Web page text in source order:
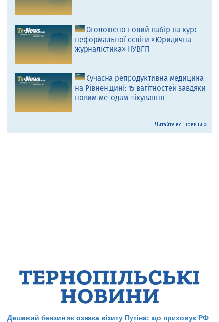
Оголошено новий набір на курс
неформальної освіти «Юридична
журналістика» НУВГП
Сучасна репродуктивна медицина
на Рівненщині: 15 вагітностей завдяки
новим методам лікування
Читайте всі новини »